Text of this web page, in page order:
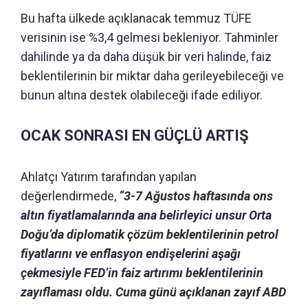
Bu hafta ülkede açıklanacak temmuz TÜFE
verisinin ise %3,4 gelmesi bekleniyor. Tahminler
dahilinde ya da daha düşük bir veri halinde, faiz
beklentilerinin bir miktar daha gerileyebileceği ve
bunun altına destek olabileceği ifade ediliyor.
OCAK SONRASI EN GÜÇLÜ ARTIŞ
Ahlatçı Yatırım tarafından yapılan
değerlendirmede, “3-7 Ağustos haftasında ons
altın fiyatlamalarında ana belirleyici unsur Orta
Doğu’da diplomatik çözüm beklentilerinin petrol
fiyatlarını ve enflasyon endişelerini aşağı
çekmesiyle FED’in faiz artırımı beklentilerinin
zayıflaması oldu. Cuma günü açıklanan zayıf ABD